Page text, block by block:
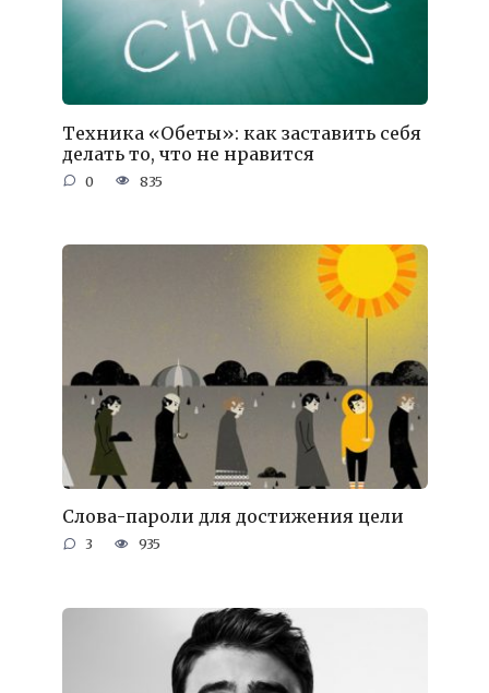
Техника «Обеты»: как заставить себя
делать то, что не нравится
0 835
Слова-пароли для достижения цели
3 935